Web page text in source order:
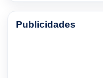
Publicidades